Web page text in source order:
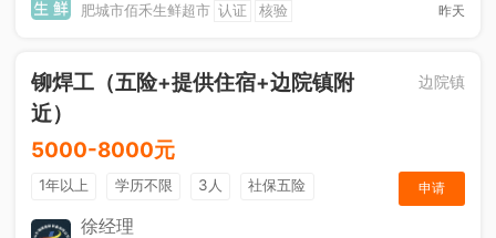
肥城市佰禾生鲜超市 认证 核验 昨天
铆焊工（五险+提供住宿+边院镇附
近）
边院镇
5000-8000元
1年以上 学历不限 3人
社保五险
节日福利
奖励计划
申请
徐经理